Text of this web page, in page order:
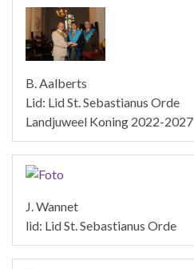
B. Aalberts
Lid: Lid St. Sebastianus Orde
Landjuweel Koning 2022-2027
J. Wannet
lid: Lid St. Sebastianus Orde